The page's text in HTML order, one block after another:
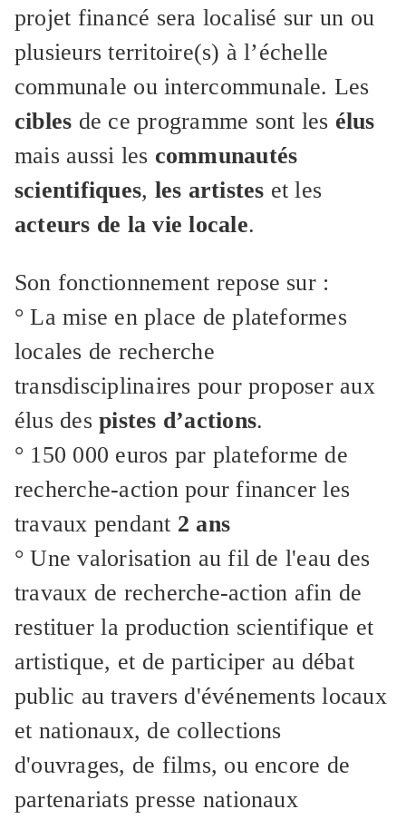
projet financé sera localisé sur un ou
plusieurs territoire(s) à l’échelle
communale ou intercommunale. Les
cibles de ce programme sont les élus
mais aussi les communautés
scientifiques, les artistes et les
acteurs de la vie locale.
Son fonctionnement repose sur :
° La mise en place de plateformes
locales de recherche
transdisciplinaires pour proposer aux
élus despistes d’actions.
° 150 000 euros par plateforme de
recherche-action pour financer les
travaux pendant 2 ans
° Une valorisation au fil de l'eau des
travaux de recherche-action afin de
restituer la production scientifique et
artistique, et de participer au débat
public au travers d'événements locaux
et nationaux, de collections
d'ouvrages, de films, ou encore de
partenariats presse nationaux